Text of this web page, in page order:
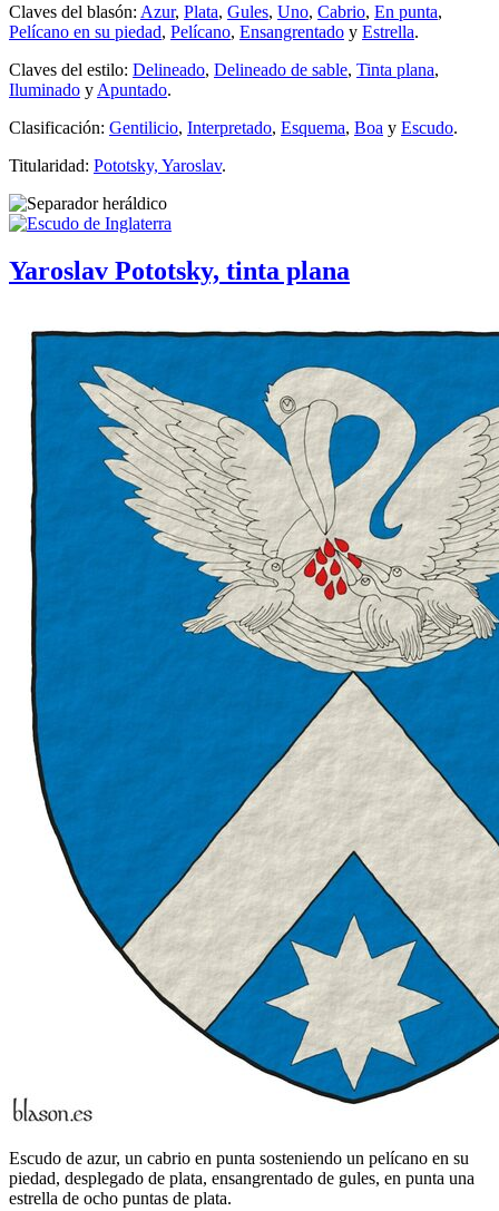
Claves del blasón: Azur, Plata, Gules, Uno, Cabrio, En punta,
Pelícano en su piedad, Pelícano, Ensangrentado y Estrella.
Claves del estilo: Delineado, Delineado de sable, Tinta plana,
Iluminado y Apuntado.
Clasificación: Gentilicio, Interpretado, Esquema, Boa y Escudo.
Titularidad: Pototsky, Yaroslav.
Yaroslav Pototsky, tinta plana
Escudo de azur, un cabrio en punta sosteniendo un pelícano en su
piedad, desplegado de plata, ensangrentado de gules, en punta una
estrella de ocho puntas de plata.